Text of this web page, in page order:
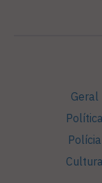
Geral
Política
Polícia
Cultura